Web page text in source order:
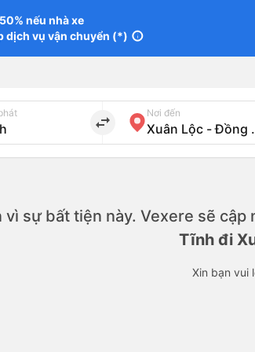
nếu nhà xe
dịch vụ vận chuyển (*) info
import_export
Nơi đến
vì sự bất tiện này. Vexere sẽ
Tĩnh đi
Xin bạn vui